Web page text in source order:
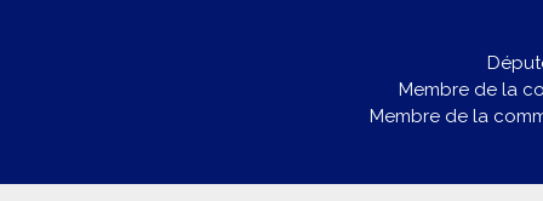
Membre de la
Membre de la